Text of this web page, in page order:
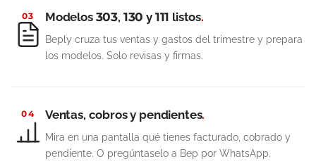
03 Modelos 303, 130 y 111 listos.
Beply cruza tus ventas y gastos del trimestre y prepara
los modelos. Solo revisas y firmas.
04 Ventas, cobros y pendientes.
Mira en una pantalla qué tienes facturado, cobrado y
pendiente. O pregúntaselo a Bep por WhatsApp.